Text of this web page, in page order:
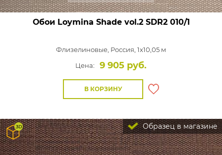
Обои Loymina Shade vol.2SDR2 010/1
Флизелиновые, Россия, 1x10,05 м
Цена:
9 905 руб.
В КОРЗИНУ
Образец в магазине